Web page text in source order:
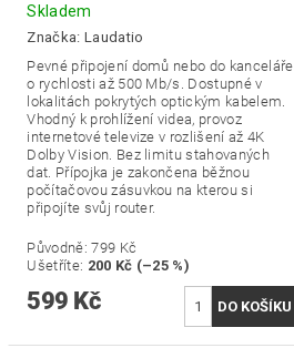
Skladem
Značka: Laudatio
Pevné připojení domů nebo do kanceláře
o rychlosti až 500 Mb/s. Dostupné v
lokalitách pokrytých optickým kabelem.
Vhodný k prohlížení videa, provoz
internetové televize v rozlišení až 4K
Dolby Vision. Bez limitu stahovaných
dat. Přípojka je zakončena běžnou
počítačovou zásuvkou na kterou si
připojíte svůj router.
Původně:799 Kč
Ušetříte: 200 Kč (–25 %)
599 Kč